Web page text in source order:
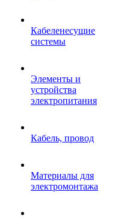
Кабеленесущие
системы
Элементы и
устройства
электропитания
Кабель, провод
Материалы для
электромонтажа